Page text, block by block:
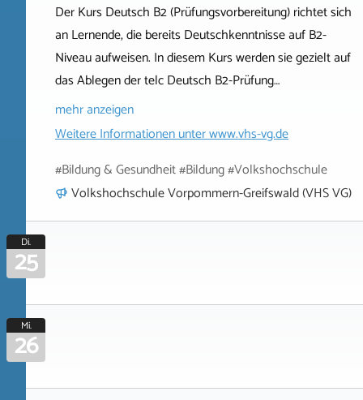
Der Kurs Deutsch B2 (Prüfungsvorbereitung) richtet sich
an Lernende, die bereits Deutschkenntnisse auf B2-
Niveau aufweisen. In diesem Kurs werden sie gezielt auf
das Ablegen der telc Deutsch B2-Prüfung…
mehr anzeigen
Weitere Informationen unterwww.vhs-vg.de
#Bildung & Gesundheit #Bildung #Volkshochschule
Volkshochschule Vorpommern-Greifswald (VHS VG)
Di.
25
Mi.
26